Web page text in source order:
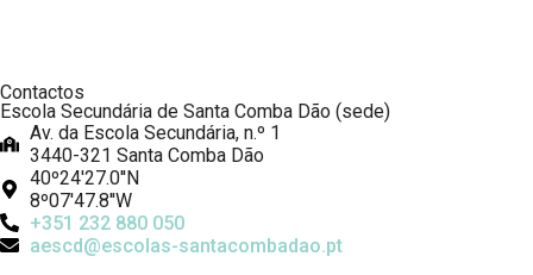
Contactos
Escola Secundária de Santa Comba Dão (sede)
Av. da Escola Secundária, n.º 1
3440-321 Santa Comba Dão
40º24'27.0''N
8º07'47.8''W
+351 232 880 050
aescd@escolas-santacombadao.pt